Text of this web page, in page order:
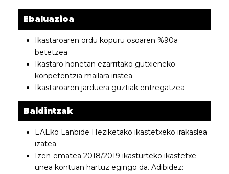
Ebaluazioa
Ikastaroaren ordu kopuru osoaren %90a
betetzea
Ikastaro honetan ezarritako gutxieneko
konpetentzia mailara iristea
Ikastaroaren jarduera guztiak entregatzea
Baldintzak
EAEko Lanbide Heziketako ikastetxeko irakaslea
izatea.
Izen-ematea 2018/2019 ikasturteko ikastetxe
unea kontuan hartuz egingo da. Adibidez: